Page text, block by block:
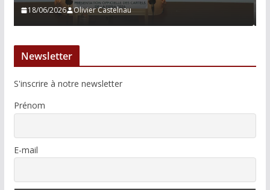
13/06/2026 Tertulias
Newsletter
S'inscrire à notre newsletter
Prénom
E-mail